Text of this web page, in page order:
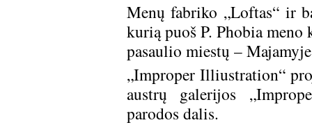
Menų fabriko „Loftas“ ir
kurią puoš P. Phobia meno
pasaulio miestų –
„Improper Illiustration“
austrų galerijos
parodos dalis.